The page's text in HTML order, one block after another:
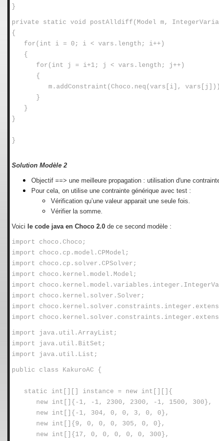
}
private static void postAlldiff(Model m,
{
for(int i = 0; i < vars.length; i++)
{
for(int j = i+1; j < vars.length; j++)
{
m.addConstraint(Choco.neq(vars[i],
}
}
}
}
Solution Modèle 2
Objectif ==> une meilleure propagation : utilisation d'une
Pour cela, on utilise une contrainte générique avec test :
Vérification qu’une valeur apparait une seule fois.
Vérifier la somme.
Voici le code java en Choco 2.0 de ce second modèle :
import choco.Choco;
import choco.cp.model.CPModel;
import choco.cp.solver.CPSolver;
import choco.kernel.model.Model;
import
import choco.kernel.solver.Solver;
import
import
import java.util.ArrayList;
import java.util.BitSet;
import java.util.List;
public class KakuroAC {
static int[][] instance = new int[][]{
new int[]{-1, -1, 2300, 2300, -1, 1500, 300},
new int[]{-1, 304, 0, 0, 3, 0, 0},
new int[]{9, 0, 0, 0, 305, 0, 0},
new int[]{17, 0, 0, 0, 0, 0, 300},